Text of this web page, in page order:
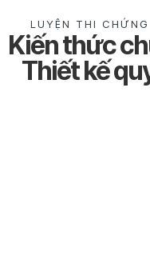
LUYỆN THI
Kiến thức
Thiết kế